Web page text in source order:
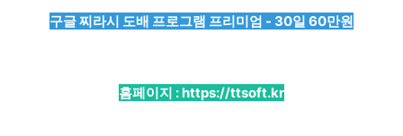
구글 찌라시 도배 프로그램 프리미엄 - 30일 60만원
홈페이지 :https://ttsoft.kr